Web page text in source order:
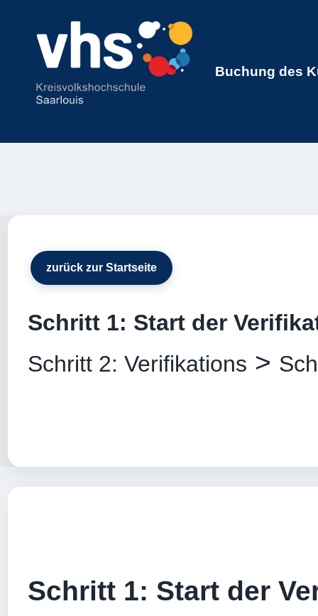
Buchung des
zurück zur Startseite
Schritt 1: Start der
Schritt 2: Verifikations >
Schritt 1: Start der